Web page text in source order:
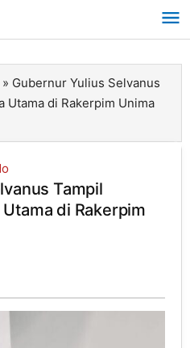
» Gubernur Yulius Selvanus
Utama di Rakerpim Unima
Tampil
di Rakerpim